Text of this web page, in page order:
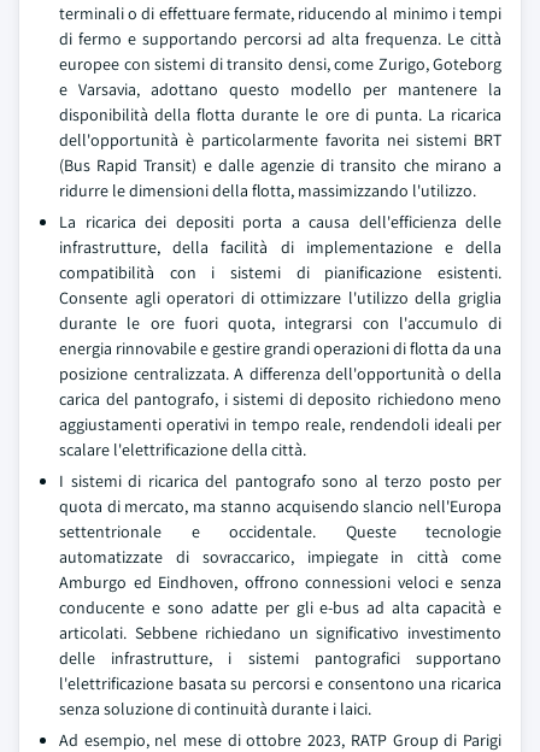
terminali o di effettuare fermate, riducendo al minimo i tempi
di fermo e supportando percorsi ad alta frequenza. Le città
europee con sistemi di transito densi, come Zurigo, Goteborg
e Varsavia, adottano questo modello per mantenere la
disponibilità della flotta durante le ore di punta. La ricarica
dell'opportunità è particolarmente favorita nei sistemi BRT
(Bus Rapid Transit) e dalle agenzie di transito che mirano a
ridurre le dimensioni della flotta, massimizzando l'utilizzo.
La ricarica dei depositi porta a causa dell'efficienza delle
infrastrutture, della facilità di implementazione e della
compatibilità con i sistemi di pianificazione esistenti.
Consente agli operatori di ottimizzare l'utilizzo della griglia
durante le ore fuori quota, integrarsi con l'accumulo di
energia rinnovabile e gestire grandi operazioni di flotta da una
posizione centralizzata. A differenza dell'opportunità o della
carica del pantografo, i sistemi di deposito richiedono meno
aggiustamenti operativi in tempo reale, rendendoli ideali per
scalare l'elettrificazione della città.
I sistemi di ricarica del pantografo sono al terzo posto per
quota di mercato, ma stanno acquisendo slancio nell'Europa
settentrionale e occidentale. Queste tecnologie
automatizzate di sovraccarico, impiegate in città come
Amburgo ed Eindhoven, offrono connessioni veloci e senza
conducente e sono adatte per gli e-bus ad alta capacità e
articolati. Sebbene richiedano un significativo investimento
delle infrastrutture, i sistemi pantografici supportano
l'elettrificazione basata su percorsi e consentono una ricarica
senza soluzione di continuità durante i laici.
Ad esempio, nel mese di ottobre 2023, RATP Group di Parigi